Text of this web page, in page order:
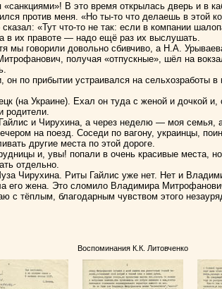
«санкциями»! В это время открылась дверь и в
против меня. «Но ты-то что делаешь в этой
«Тут что-то не так: если в компании
в их правоте — надо ещё раз их выслушать.
мы говорили довольно сбивчиво, а Н.А.
получая «отпускные», шёл на
по прибытии устраивался на сельхозработы
(на Украине). Ехал он туда с женой и дочкой
родители.
и Чирухина, а через неделю — моя семья,
на поезд. Соседи по вагону, украинцы,
другие места по этой дороге.
и, увы! попали в очень красивые места,
отдельно.
Чирухина. Риты Гайлис уже нет. Нет и
его жена. Это сломило Владимира
тёплым, благодарным чувством этого
Воспоминания К.К. Литовченко